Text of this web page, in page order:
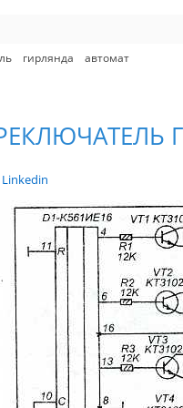
гирлянда автомат
Linkedin